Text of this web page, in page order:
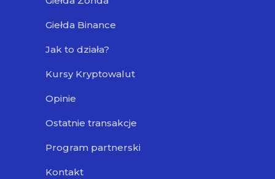
Giełda Binance
Jak to działa?
Kursy Kryptowalut
Opinie
Ostatnie transakcje
Program partnerski
Kontakt